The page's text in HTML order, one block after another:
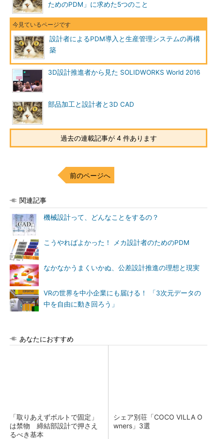
ためのPDM」に求めた5つのこと
設計者によるPDM導入と生産管理システムの再構
築
3D設計推進者から見た SOLIDWORKS World 2016
部品加工と設計者と3D CAD
過去の連載記事が 4 件あります
前のページへ
関連記事
機械設計って、どんなことをするの？
こうやればよかった！ メカ設計者のためのPDM
なかなかうまくいかぬ、公差設計推進の理想と現実
VRの世界を中小企業にも届ける！ 「3次元データの
中を自由に動き回ろう」
あなたにおすすめ
「取りあえずボルトで固定」
は禁物 締結部設計で押さえ
るべき基本
シェア別荘「COCO VILLA O
wners」3選